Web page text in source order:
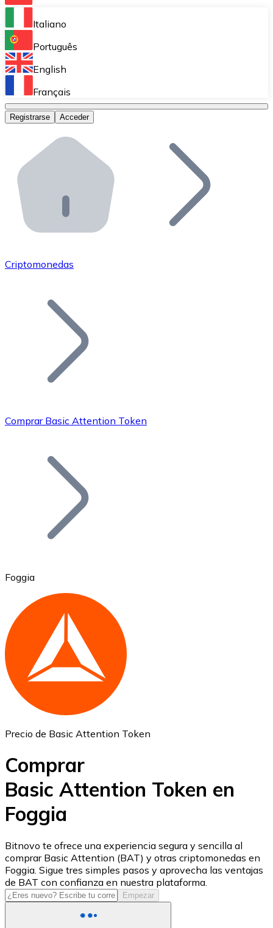
Bitnovo Ramp
Integra nuestra solución en tu plataforma.
Bitnovo Giftcards
Bitnovo OTC
Bitnovo ATM
Integra un ATM Bitnovo en tu negocio y permite que
Bitnovo API
Integra nuestra API en tu ecosistema.
Únete a nuestra red de distribuidores.
Añade tu proyecto a nuestro ecosistema.
Bitcoin
Ethereum
ETH
USD Coin
USDC
Italiano
Português
English
Français
Registrarse Acceder
Criptomonedas
Comprar Basic Attention Token
Foggia
Precio de Basic Attention Token
Comprar
Basic Attention Token en
Foggia
Bitnovo te ofrece una experiencia segura y sencilla al
comprar Basic Attention (BAT) y otras criptomonedas en
Foggia. Sigue tres simples pasos y aprovecha las ventajas
de BAT con confianza en nuestra plataforma.
Empezar